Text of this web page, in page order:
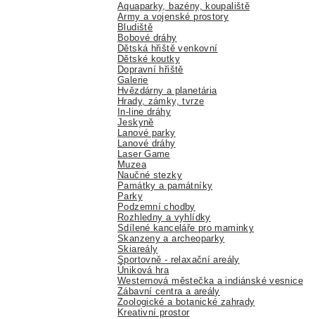
Aquaparky, bazény, koupaliště
Army a vojenské prostory
Bludiště
Bobové dráhy
Dětská hřiště venkovní
Dětské koutky
Dopravní hřiště
Galerie
Hvězdárny a planetária
Hrady, zámky, tvrze
In-line dráhy
Jeskyně
Lanové parky
Lanové dráhy
Laser Game
Muzea
Naučné stezky
Památky a památníky
Parky
Podzemní chodby
Rozhledny a vyhlídky
Sdílené kanceláře pro maminky
Skanzeny a archeoparky
Skiareály
Sportovně - relaxační areály
Úniková hra
Westernová městečka a indiánské vesnice
Zábavní centra a areály
Zoologické a botanické zahrady
Kreativní prostor